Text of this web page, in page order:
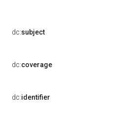
dc:subject
dc:coverage
dc:identifier